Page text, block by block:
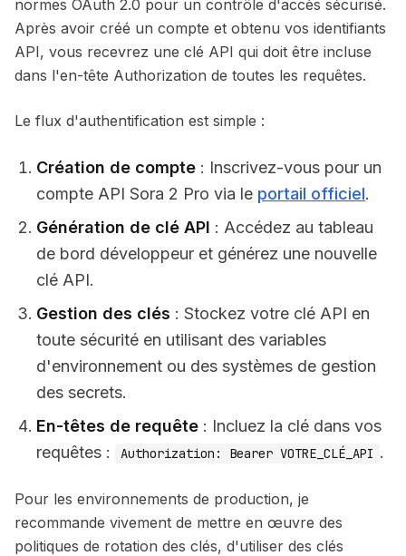
normes OAuth 2.0 pour un contrôle d'accès sécurisé.
Après avoir créé un compte et obtenu vos identifiants
API, vous recevrez une clé API qui doit être incluse
dans l'en-tête Authorization de toutes les requêtes.
Le flux d'authentification est simple :
Création de compte : Inscrivez-vous pour un
compte API Sora 2 Pro via le portail officiel.
Génération de clé API : Accédez au tableau
de bord développeur et générez une nouvelle
clé API.
Gestion des clés : Stockez votre clé API en
toute sécurité en utilisant des variables
d'environnement ou des systèmes de gestion
des secrets.
En-têtes de requête : Incluez la clé dans vos
requêtes :
Authorization: Bearer VOTRE_CLÉ_API .
Pour les environnements de production, je
recommande vivement de mettre en œuvre des
politiques de rotation des clés, d'utiliser des clés